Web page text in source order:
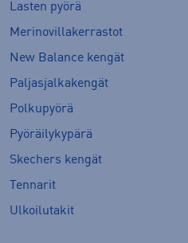
Lasten pyörä
Merinovillakerrastot
New Balance kengät
Paljasjalkakengät
Polkupyörä
Pyöräilykypärä
Skechers kengät
Tennarit
Ulkoilutakit